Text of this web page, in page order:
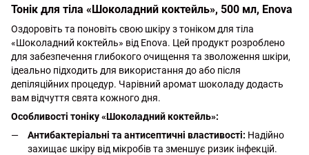
Тонік для тіла «Шоколадний коктейль», 500 мл, Enova
Оздоровіть та поновіть свою шкіру з тоніком для тіла
«Шоколадний коктейль» від Enova. Цей продукт розроблено
для забезпечення глибокого очищення та зволоження шкіри,
ідеально підходить для використання до або після
депіляційних процедур. Чарівний аромат шоколаду додасть
вам відчуття свята кожного дня.
Особливості тоніку «Шоколадний коктейль»:
Антибактеріальні та антисептичні властивості: Надійно
захищає шкіру від мікробів та зменшує ризик інфекцій.